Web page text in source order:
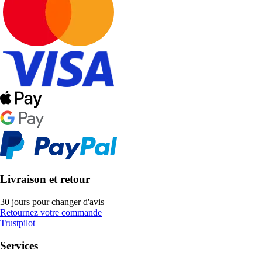
Livraison et retour
30 jours pour changer d'avis
Retournez votre commande
Trustpilot
Services